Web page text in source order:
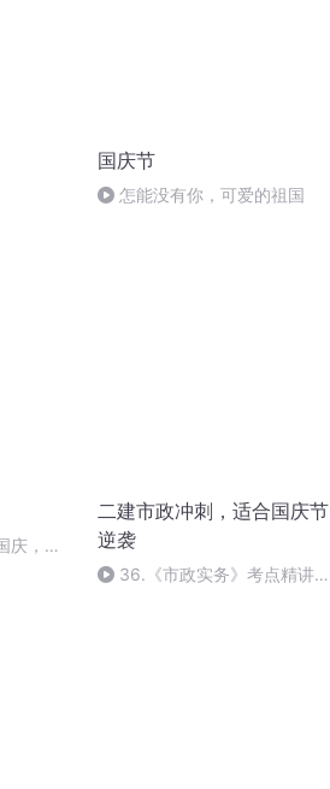
国庆节
怎能没有你，可爱的祖国
庆，朗
二建市政冲刺，适合国庆节
逆袭
36.《市政实务》考点精讲第